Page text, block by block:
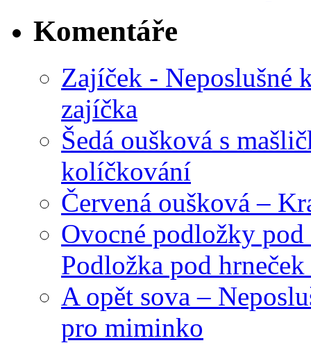
Komentáře
Zajíček - Neposlušné
zajíčka
Šedá oušková s
kolíčkování
Červená oušková –
Ovocné podložky
Podložka pod
A opět sova –
pro miminko